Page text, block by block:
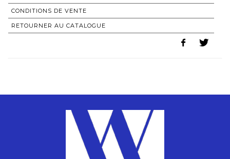
CONDITIONS DE VENTE
RETOURNER AU CATALOGUE